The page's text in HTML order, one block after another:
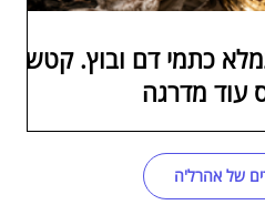
כתמי דם ובוץ. קטש
עוד מדרגה
של אהרל'ה